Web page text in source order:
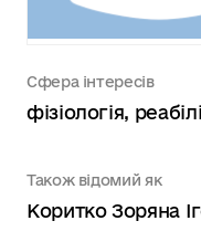
Сфера інтересів
фізіологія,
Також відомий як
Коритко Зоряна